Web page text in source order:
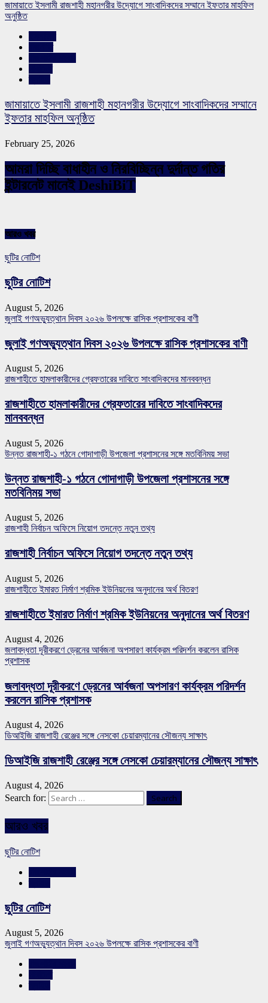
জামায়াতে ইসলামী রাজশাহী মহানগরীর উদ্যোগে সাংবাদিকদের সম্মানে ইফতার মাহফিল
অনুষ্ঠিত
জামায়াতে ইসলামী রাজশাহী মহানগরীর উদ্যোগে সাংবাদিকদের সম্মানে
ইফতার মাহফিল অনুষ্ঠিত
February 25, 2026
আমরা দিচ্ছি বাধাহীন ও নিরবিচ্ছিন্ন দুর্দান্ত গতির
ইন্টারনেট মানেই DeshiBiT
আরও খবর
ছুটির নোটিশ
ছুটির নোটিশ
August 5, 2026
জুলাই গণঅভ্যুত্থান দিবস ২০২৬ উপলক্ষে রাসিক প্রশাসকের বাণী
জুলাই গণঅভ্যুত্থান দিবস ২০২৬ উপলক্ষে রাসিক প্রশাসকের বাণী
August 5, 2026
রাজশাহীতে হামলাকারীদের গ্রেফতারের দাবিতে সাংবাদিকদের মানববন্ধন
রাজশাহীতে হামলাকারীদের গ্রেফতারের দাবিতে সাংবাদিকদের
মানববন্ধন
August 5, 2026
উন্নত রাজশাহী-১ গঠনে গোদাগাড়ী উপজেলা প্রশাসনের সঙ্গে মতবিনিময় সভা
উন্নত রাজশাহী-১ গঠনে গোদাগাড়ী উপজেলা প্রশাসনের সঙ্গে
মতবিনিময় সভা
August 5, 2026
রাজশাহী নির্বাচন অফিসে নিয়োগ তদন্তে নতুন তথ্য
রাজশাহী নির্বাচন অফিসে নিয়োগ তদন্তে নতুন তথ্য
August 5, 2026
রাজশাহীতে ইমারত নির্মাণ শ্রমিক ইউনিয়নের অনুদানের অর্থ বিতরণ
রাজশাহীতে ইমারত নির্মাণ শ্রমিক ইউনিয়নের অনুদানের অর্থ বিতরণ
August 4, 2026
জলাবদ্ধতা দূরীকরণে ড্রেনের আর্বজনা অপসারণ কার্যক্রম পরিদর্শন করলেন রাসিক
প্রশাসক
জলাবদ্ধতা দূরীকরণে ড্রেনের আর্বজনা অপসারণ কার্যক্রম পরিদর্শন
করলেন রাসিক প্রশাসক
August 4, 2026
ডিআইজি রাজশাহী রেঞ্জের সঙ্গে নেসকো চেয়ারম্যানের সৌজন্য সাক্ষাৎ
ডিআইজি রাজশাহী রেঞ্জের সঙ্গে নেসকো চেয়ারম্যানের সৌজন্য সাক্ষাৎ
August 4, 2026
Search for:
আরও খবর
ছুটির নোটিশ
ছুটির নোটিশ
August 5, 2026
জুলাই গণঅভ্যুত্থান দিবস ২০২৬ উপলক্ষে রাসিক প্রশাসকের বাণী